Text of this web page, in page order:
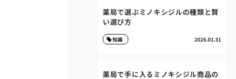
薬局で選ぶミノキシジルの種類と賢
い選び方
2026.01.31
知識
薬局で手に入るミノキシジル商品の